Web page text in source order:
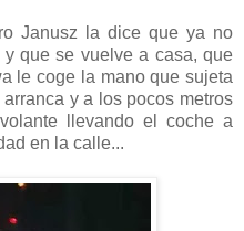
Janusz la dice que ya no
que se vuelve a casa, que
le coge la mano que sujeta
y a los pocos metros
llevando el coche a
en la calle...